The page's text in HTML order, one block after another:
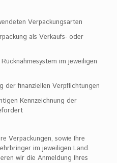
Verpackungsarten
als Verkaufs- oder
im jeweiligen
der finanziellen Verpflichtungen
Kennzeichnung der
Verpackungen, sowie Ihre
im jeweiligen Land.
wir die Anmeldung Ihres